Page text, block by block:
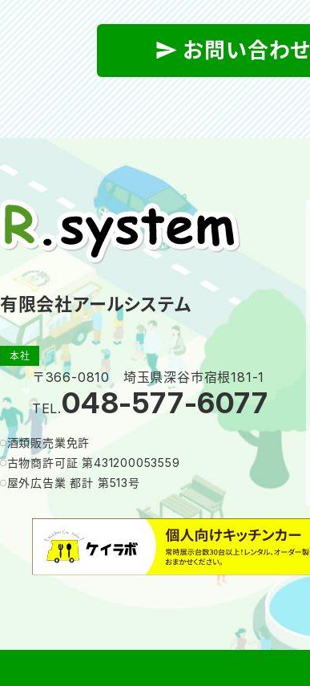
お問い合わせ
有限会社アールシステム
本社
〒366-0810 埼玉県深谷市宿根181-1
TEL.048-577-6077
酒類販売業免許
古物商許可証 第431200053559
屋外広告業 都計 第513号